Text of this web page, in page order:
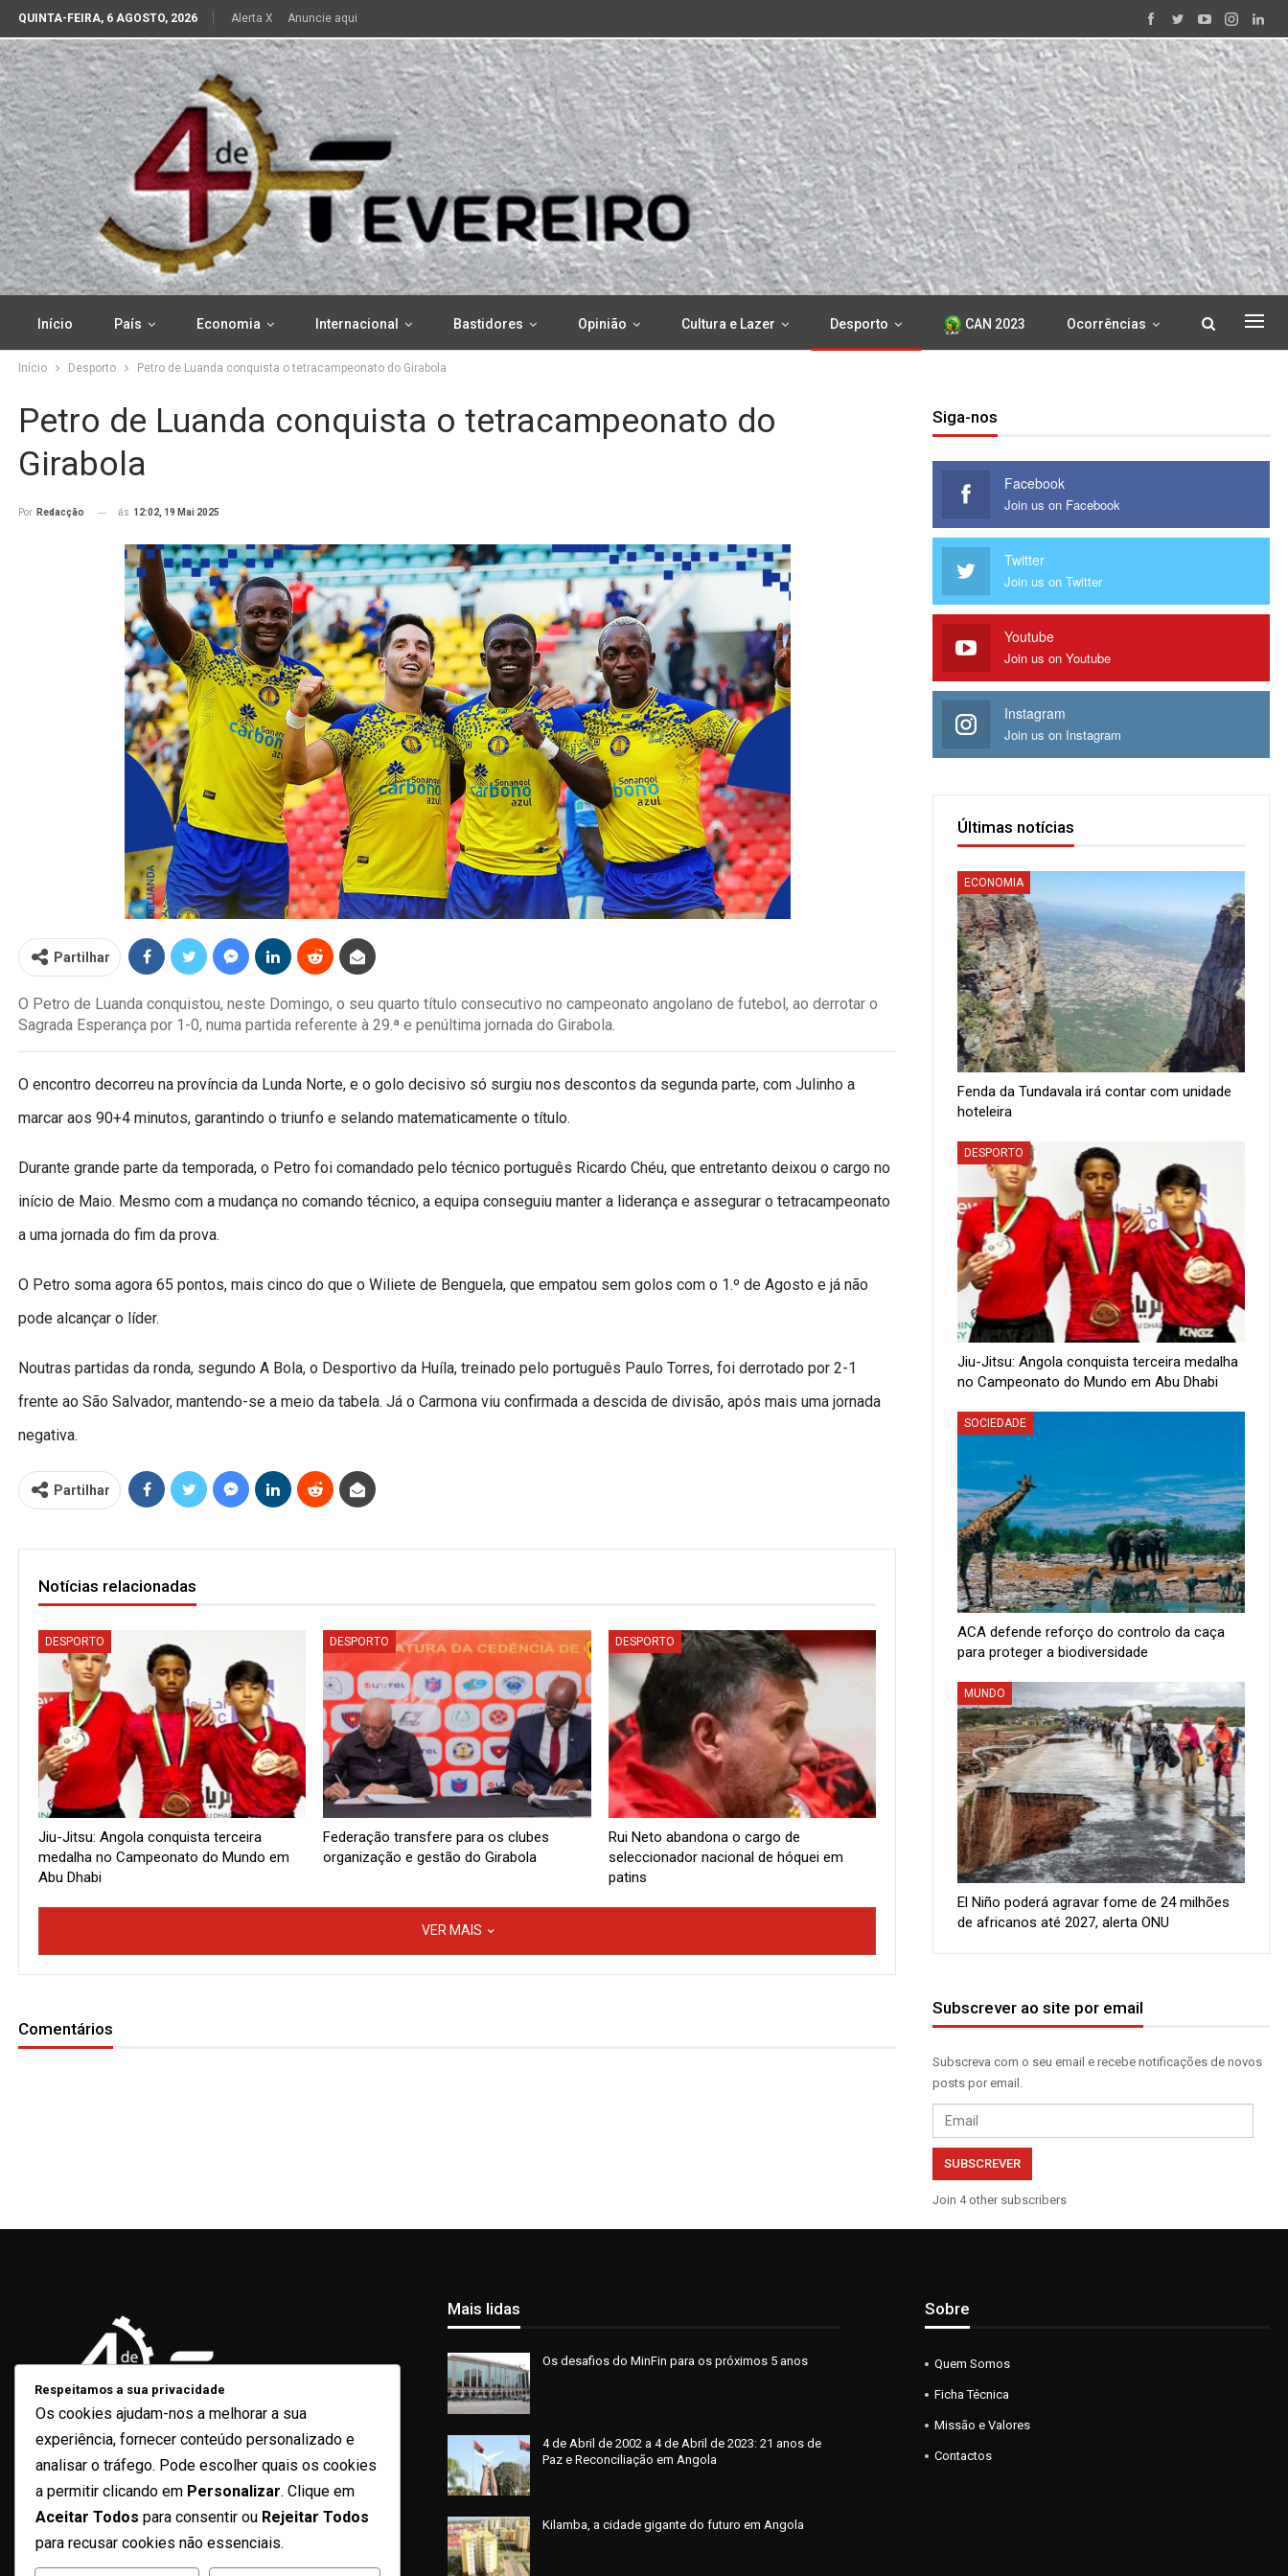
QUINTA-FEIRA, 6 AGOSTO, 2026 Alerta X Anuncie aqui
Início País Economia Internacional Bastidores Opinião Cultura e Lazer Desporto CAN 2023 Ocorrências
Início Desporto Petro de Luanda conquista o tetracampeonato do Girabola
Petro de Luanda conquista o tetracampeonato do
Girabola
Por Redacção ás 12:02, 19 Mai 2025
Partilhar
O Petro de Luanda conquistou, neste Domingo, o seu quarto título consecutivo no campeonato angolano de futebol, ao derrotar o
Sagrada Esperança por 1-0, numa partida referente à 29.ª e penúltima jornada do Girabola.
O encontro decorreu na província da Lunda Norte, e o golo decisivo só surgiu nos descontos da segunda parte, com Julinho a
marcar aos 90+4 minutos, garantindo o triunfo e selando matematicamente o título.
Durante grande parte da temporada, o Petro foi comandado pelo técnico português Ricardo Chéu, que entretanto deixou o cargo no
início de Maio. Mesmo com a mudança no comando técnico, a equipa conseguiu manter a liderança e assegurar o tetracampeonato
a uma jornada do fim da prova.
O Petro soma agora 65 pontos, mais cinco do que o Wiliete de Benguela, que empatou sem golos com o 1.º de Agosto e já não
pode alcançar o líder.
Noutras partidas da ronda, segundo A Bola, o Desportivo da Huíla, treinado pelo português Paulo Torres, foi derrotado por 2-1
frente ao São Salvador, mantendo-se a meio da tabela. Já o Carmona viu confirmada a descida de divisão, após mais uma jornada
negativa.
Partilhar
Notícias relacionadas
DESPORTO
Jiu-Jitsu: Angola conquista terceira
medalha no Campeonato do Mundo em
Abu Dhabi
DESPORTO
Federação transfere para os clubes
organização e gestão do Girabola
DESPORTO
Rui Neto abandona o cargo de
seleccionador nacional de hóquei em
patins
VER MAIS
Comentários
Siga-nos
Facebook
Join us on Facebook
Twitter
Join us on Twitter
Youtube
Join us on Youtube
Instagram
Join us on Instagram
Últimas notícias
ECONOMIA
Fenda da Tundavala irá contar com unidade
hoteleira
DESPORTO
Jiu-Jitsu: Angola conquista terceira medalha
no Campeonato do Mundo em Abu Dhabi
SOCIEDADE
ACA defende reforço do controlo da caça
para proteger a biodiversidade
MUNDO
El Niño poderá agravar fome de 24 milhões
de africanos até 2027, alerta ONU
Subscrever ao site por email
Subscreva com o seu email e recebe notificações de novos
posts por email.
Email
SUBSCREVER
Join 4 other subscribers
Contacto
4defevereiro2022@gmail.com
Mais lidas
Os desafios do MinFin para os próximos 5 anos
4 de Abril de 2002 a 4 de Abril de 2023: 21 anos de
Paz e Reconciliação em Angola
Kilamba, a cidade gigante do futuro em Angola
Sobre
Quem Somos
Ficha Técnica
Missão e Valores
Contactos
Respeitamos a sua privacidade
Os cookies ajudam-nos a melhorar a sua
experiência, fornecer conteúdo personalizado e
analisar o tráfego. Pode escolher quais os cookies
a permitir clicando em Personalizar. Clique em
Aceitar Todos para consentir ou Rejeitar Todos
para recusar cookies não essenciais.